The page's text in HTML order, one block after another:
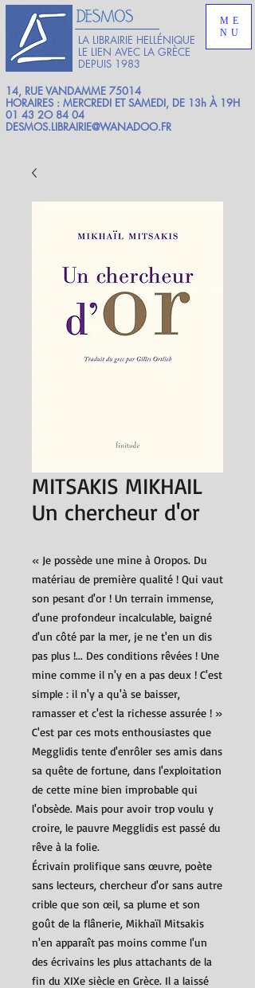
LA LIBRAIRIE HELLÉNIQUE
LE LIEN AVEC LA GRÈCE
DEPUIS 1983
ME
NU
14, RUE VANDAMME 75014
HORAIRES : MERCREDI ET SAMEDI, DE 13h À 19H
01 43 2O 84 04
DESMOS.LIBRAIRIE@WANADOO.FR
MITSAKIS MIKHAIL
Un chercheur d'or
« Je possède une mine à Oropos. Du
matériau de première qualité ! Qui vaut
son pesant d'or ! Un terrain immense,
d'une profondeur incalculable, baigné
d'un côté par la mer, je ne t'en un dis
pas plus !... Des conditions rêvées ! Une
mine comme il n'y en a pas deux ! C'est
simple : il n'y a qu'à se baisser,
ramasser et c'est la richesse assurée ! »
C'est par ces mots enthousiastes que
Megglidis tente d'enrôler ses amis dans
sa quête de fortune, dans l'exploitation
de cette mine bien improbable qui
l'obsède. Mais pour avoir trop voulu y
croire, le pauvre Megglidis est passé du
rêve à la folie.
Écrivain prolifique sans œuvre, poète
sans lecteurs, chercheur d'or sans autre
crible que son œil, sa plume et son
goût de la flânerie, Mikhaïl Mitsakis
n'en apparaît pas moins comme l'un
des écrivains les plus attachants de la
fin du XIXe siècle en Grèce. Il a laissé